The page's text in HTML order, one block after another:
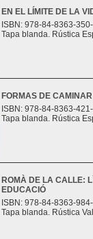
EN EL LÍMITE DE LA
ISBN: 978-84-8363-
Tapa blanda. Rústica
FORMAS DE CAMINAR
ISBN: 978-84-8363-
Tapa blanda. Rústica
ROMÀ DE LA CALLE:
EDUCACIÓ
ISBN: 978-84-8363-
Tapa blanda. Rústica